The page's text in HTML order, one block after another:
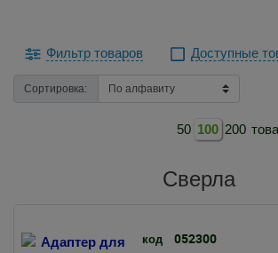
Фильтр товаров Доступные
Сортировка:
50 100 200
Сверла
код 052300